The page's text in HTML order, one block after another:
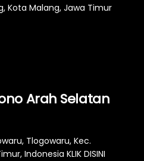
Kota Malang, Jawa Timur
Arah Selatan
Tlogowaru, Kec.
Indonesia KLIK DISINI